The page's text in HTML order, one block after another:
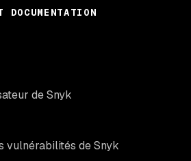
DOCUMENTATION
de Snyk
vulnérabilités de Snyk